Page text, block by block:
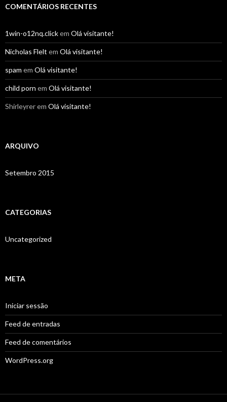
COMENTÁRIOS RECENTES
1win-o12nq.clickem Olá visitante!
Nicholas Flelt em Olá visitante!
spam em Olá visitante!
child porn em Olá visitante!
Shirleyrerem Olá visitante!
ARQUIVO
Setembro 2015
CATEGORIAS
Uncategorized
META
Iniciar sessão
Feed de entradas
Feed de comentários
WordPress.org